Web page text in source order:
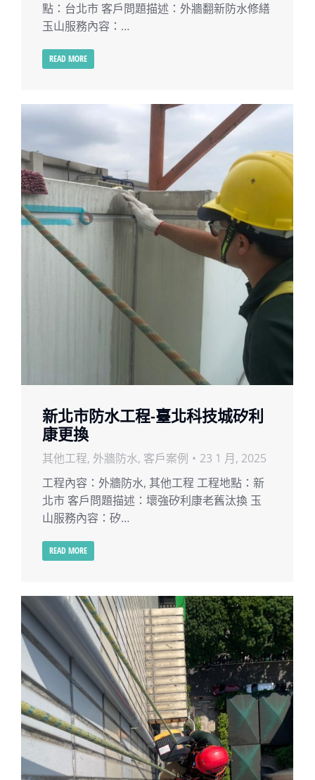
點：台北市 客戶問題描述：外牆翻新防水修繕
玉山服務內容：…
READ MORE
新北市防水工程-臺北科技城矽利
康更換
其他工程, 外牆防水, 客戶案例
23 1 月, 2025
工程內容：外牆防水, 其他工程 工程地點：新
北市 客戶問題描述：壞強矽利康老舊汰換 玉
山服務內容：矽…
READ MORE